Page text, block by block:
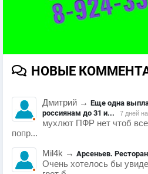
НОВЫЕ
Дмитрий → Еще одна
россиянам до 31 и...
7 дней
мухлют ПФР нет чтоб
попр...
Mil4k → Арсеньев.
Очень хотелось бы